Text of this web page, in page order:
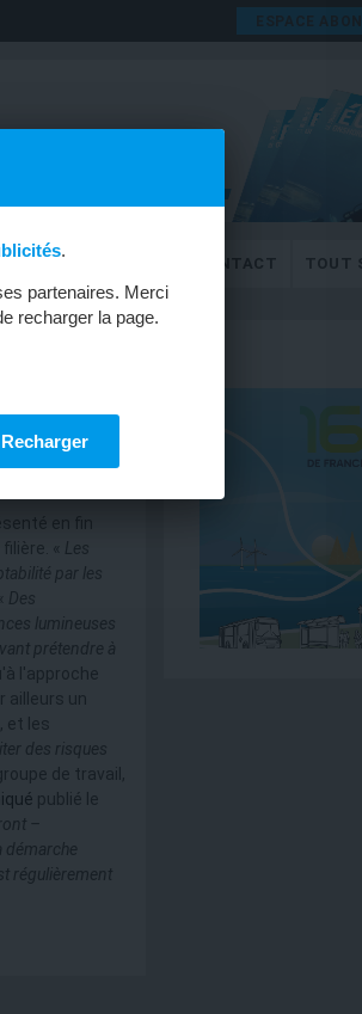
ESPACE
CONTACT TOUT
en fin
« Les
par les
Des
lumineuses
prétendre à
l'approche
ailleurs un
et les
des risques
de travail,
publié le
–
démarche
régulièrement
.
partenaires. Merci
recharger la page.